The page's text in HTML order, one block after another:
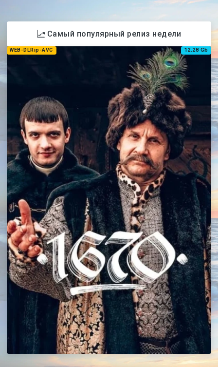
Самый популярный релиз недели
WEB-DLRip-AVC 12.28 Gb